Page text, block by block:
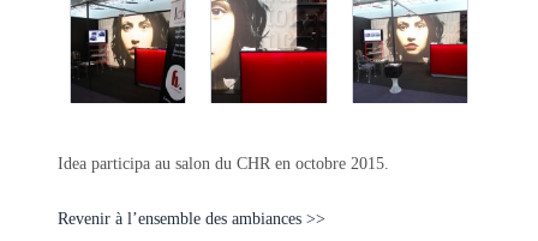
Idea participa au salon du CHR en octobre 2015.
Revenir à l’ensemble des ambiances >>